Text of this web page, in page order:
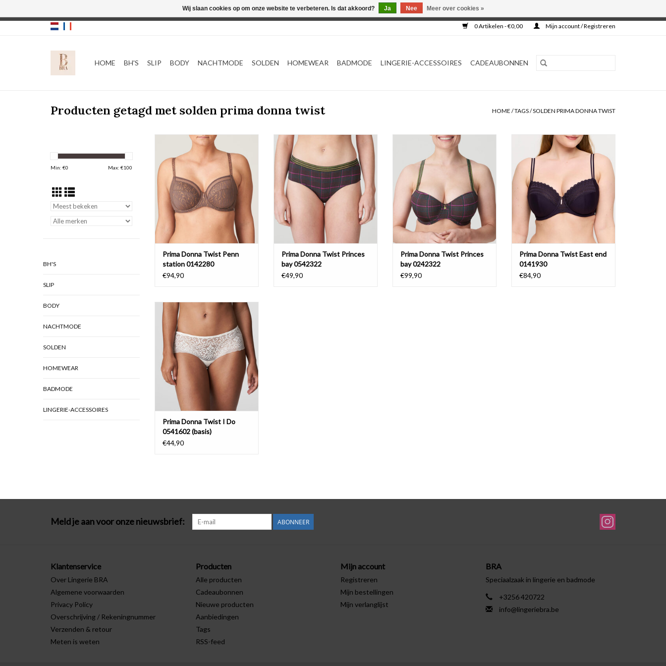
0 Artikelen - €0,00 Mijn account / Registreren
HOME BH'S SLIP BODY NACHTMODE SOLDEN HOMEWEAR BADMODE LINGERIE-ACCESSOIRES CADEAUBONNEN
Producten getagd met solden prima donna twist HOME /TAGS/SOLDEN PRIMA DONNA TWIST
Min: €0 Max: €100
BH'S
SLIP
BODY
NACHTMODE
SOLDEN
HOMEWEAR
BADMODE
LINGERIE-ACCESSOIRES
Volle Cup Bh
Prima Donna Twist Penn Station
TOEVOEGEN AAN WINKELWAGEN
Prima Donna Twist Penn
station 0142280
€94,90
Prima Donna Twist Princes Bay
Prima Donna Twist Princes
bay 0542322
€49,90
Voorgevormde Bh Balconette
Prima Donna Twist Princes bay
TOEVOEGEN AAN WINKELWAGEN
Prima Donna Twist Princes
bay 0242322
€99,90
Volle Cup Bh
Prima Donna Twist East End
TOEVOEGEN AAN WINKELWAGEN
Prima Donna Twist East end
0141930
€84,90
TOEVOEGEN AAN WINKELWAGEN
Prima Donna Twist I Do
0541602 (basis)
€44,90
Meld je aan voor onze nieuwsbrief: ABONNEER
Klantenservice
Over Lingerie BRA
Algemene voorwaarden
Privacy Policy
Overschrijving / Rekeningnummer
Verzenden & retour
Meten is weten
Producten
Alle producten
Cadeaubonnen
Nieuwe producten
Aanbiedingen
Tags
RSS-feed
Mijn account
Registreren
Mijn bestellingen
Mijn verlanglijst
BRA
Speciaalzaak in lingerie en badmode
+3256 420722
info@lingeriebra.be
Wij slaan cookies op om onze website te verbeteren. Is dat akkoord? Ja Nee Meer over cookies »
Webshop werkt met EU maten. .